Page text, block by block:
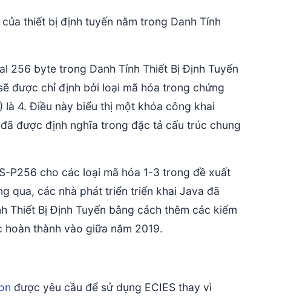
thiết bị định tuyến nằm trong Danh Tính
256 byte trong Danh Tính Thiết Bị Định Tuyến
được chỉ định bởi loại mã hóa trong chứng
4. Điều này biểu thị một khóa công khai
được định nghĩa trong đặc tả cấu trúc chung
P256 cho các loại mã hóa 1-3 trong đề xuất
qua, các nhà phát triển triển khai Java đã
Thiết Bị Định Tuyến bằng cách thêm các kiểm
thành vào giữa năm 2019.
được yêu cầu để sử dụng ECIES thay vì